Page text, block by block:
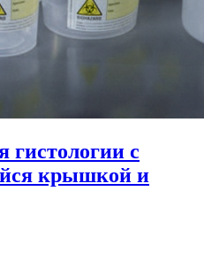
гистологии с
крышкой и